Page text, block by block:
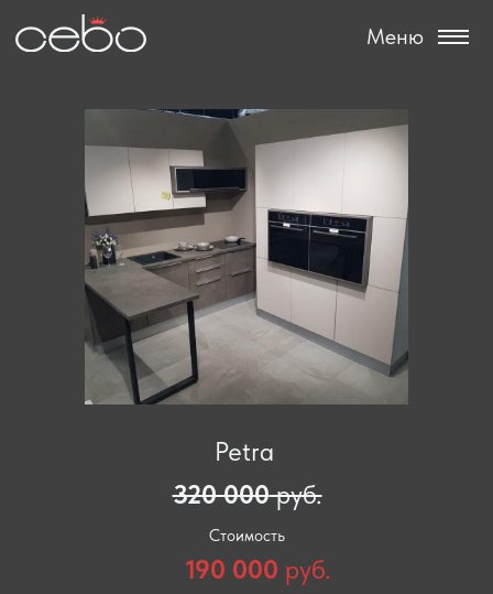
Petra
190 000 руб.
320 000руб.
Стоимость